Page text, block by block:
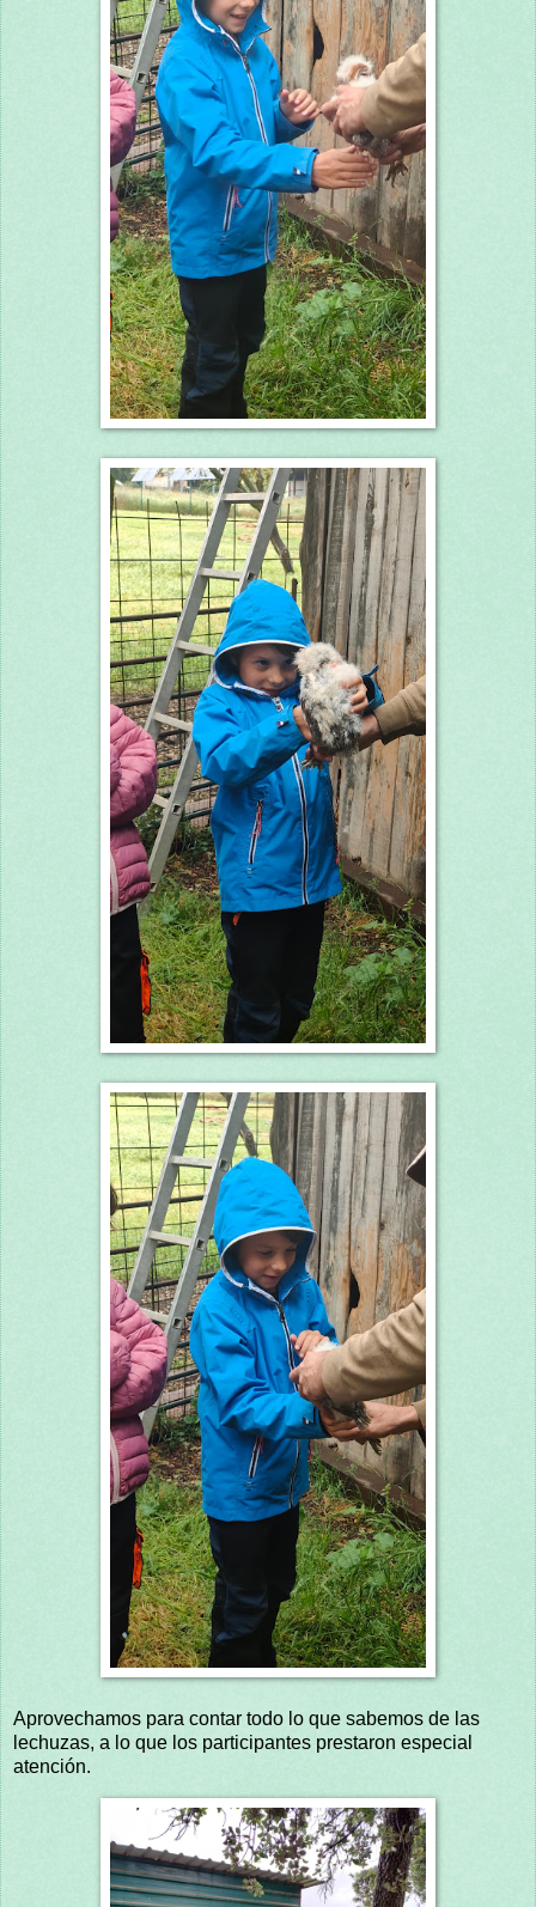
Aprovechamos para contar todo lo que sabemos de las
lechuzas, a lo que los participantes prestaron especial
atención.